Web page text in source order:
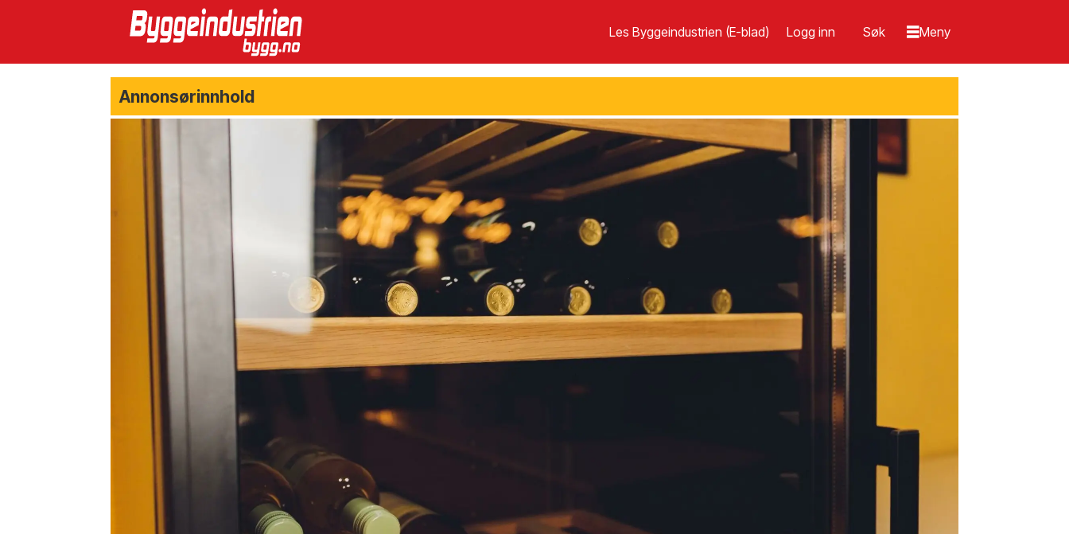
Les Byggeindustrien (E-blad) Logg inn
Annonsørinnhold